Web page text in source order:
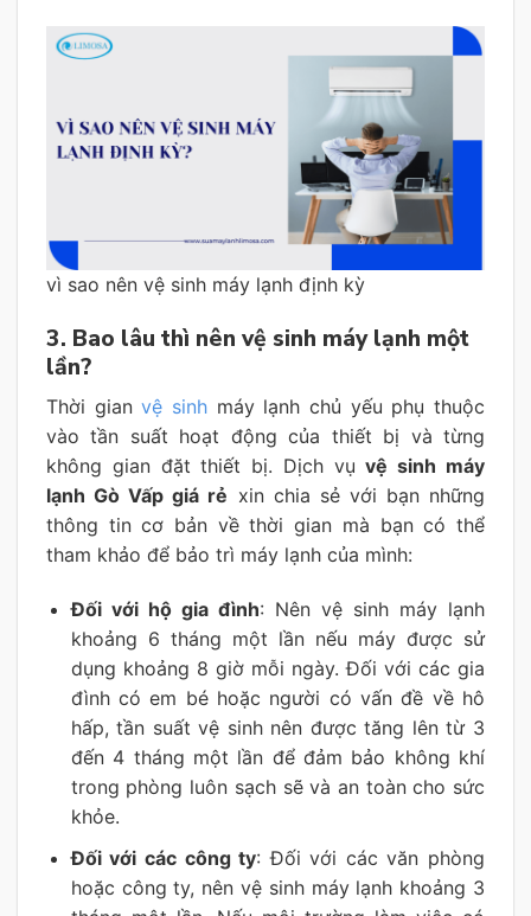
vì sao nên vệ sinh máy lạnh định kỳ
3. Bao lâu thì nên vệ sinh máy lạnh một
lần?
Thời gianvệ sinh máy lạnh chủ yếu phụ thuộc
vào tần suất hoạt động của thiết bị và từng
không gian đặt thiết bị. Dịch vụvệ sinh máy
lạnh Gò Vấp giá rẻ xin chia sẻ với bạn những
thông tin cơ bản về thời gian mà bạn có thể
tham khảo để bảo trì máy lạnh của mình:
Đối với hộ gia đình: Nên vệ sinh máy lạnh
khoảng 6 tháng một lần nếu máy được sử
dụng khoảng 8 giờ mỗi ngày. Đối với các gia
đình có em bé hoặc người có vấn đề về hô
hấp, tần suất vệ sinh nên được tăng lên từ 3
đến 4 tháng một lần để đảm bảo không khí
trong phòng luôn sạch sẽ và an toàn cho sức
khỏe.
Đối với các công ty: Đối với các văn phòng
hoặc công ty, nên vệ sinh máy lạnh khoảng 3